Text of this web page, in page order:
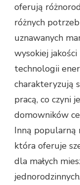
oferują
różnych
uznawanych
wysokiej
technologii
charakteryzują
pracą, co czyni
domowników
Inną popularną
która oferuje
dla małych